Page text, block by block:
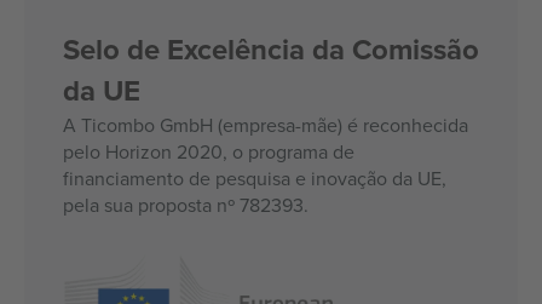
Selo de Excelência da Comissão
da UE
A Ticombo GmbH (empresa-mãe) é reconhecida
pelo Horizon 2020, o programa de
financiamento de pesquisa e inovação da UE,
pela sua proposta nº 782393.